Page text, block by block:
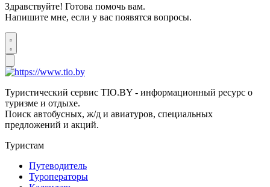
Здравствуйте! Готова помочь вам.
Напишите мне, если у вас появятся вопросы.
Туристический сервис TIO.BY - информационный ресурс о
туризме и отдыхе.
Поиск автобусных, ж/д и авиатуров, специальных
предложений и акций.
Туристам
Путеводитель
Туроператоры